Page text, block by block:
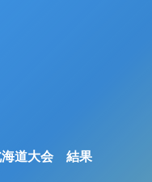
海道大会 結果